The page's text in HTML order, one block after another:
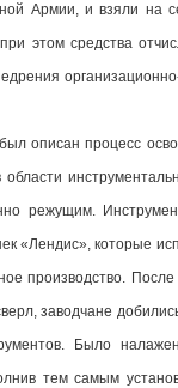
Армии, и взяли на
этом средства
описан процесс
режущим.
«Лендис», которые
производство.
заводчане
Было
тем самым